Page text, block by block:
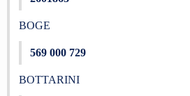
BOGE
569 000 729
BOTTARINI